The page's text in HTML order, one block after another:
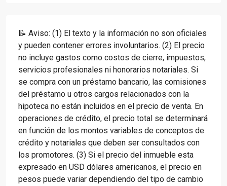
📝 Aviso: (1) El texto y la información no son oficiales
y pueden contener errores involuntarios. (2) El precio
no incluye gastos como costos de cierre, impuestos,
servicios profesionales ni honorarios notariales. Si
se compra con un préstamo bancario, las comisiones
del préstamo u otros cargos relacionados con la
hipoteca no están incluidos en el precio de venta. En
operaciones de crédito, el precio total se determinará
en función de los montos variables de conceptos de
crédito y notariales que deben ser consultados con
los promotores. (3) Si el precio del inmueble esta
expresado en USD dólares americanos, el precio en
pesos puede variar dependiendo del tipo de cambio